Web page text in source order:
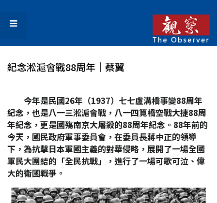
紀念淞滬會戰88周年│蔡翼
今年是民國26年（1937）七七盧溝橋事變88周年
紀念，也是八一三淞滬會戰，八一四筧橋空戰大捷88周
年紀念，更是國殤南京大屠殺的88周年紀念。88年前的
今天，國民政府軍事委員會，在委員長蔣中正的領導
下，為抗擊日本軍國主義的對華侵略，展開了一場全國
軍民大團結的「全民抗戰」，進行了一場可歌可泣、偉
大的衛國戰爭。